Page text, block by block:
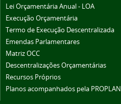
Lei Orçamentária Anual - LOA
Execução Orçamentária
Termo de Execução Descentralizada
Emendas Parlamentares
Matriz OCC
Descentralizações Orçamentárias
Recursos Próprios
Planos acompanhados pela PROPLAN